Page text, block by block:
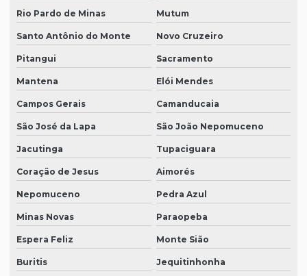
Rio Pardo de Minas Mutum
Santo Antônio do Monte Novo Cruzeiro
Pitangui Sacramento
Mantena Elói Mendes
Campos Gerais Camanducaia
São José da Lapa São João Nepomuceno
Jacutinga Tupaciguara
Coração de Jesus Aimorés
Nepomuceno Pedra Azul
Minas Novas Paraopeba
Espera Feliz Monte Sião
Buritis Jequitinhonha